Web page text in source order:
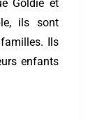
Goldie et
ils sont
Ils
enfants